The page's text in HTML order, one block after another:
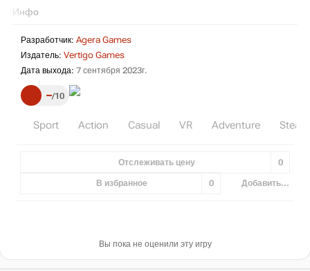
Инфо
Разработчик: Agera Games
Издатель: Vertigo Games
Дата выхода: 7 сентября 2023г.
– 10
Sport Action Casual VR Adventure Steam
Отслеживать цену 0
В избранное 0 Добавить...
Вы пока не оценили эту игру